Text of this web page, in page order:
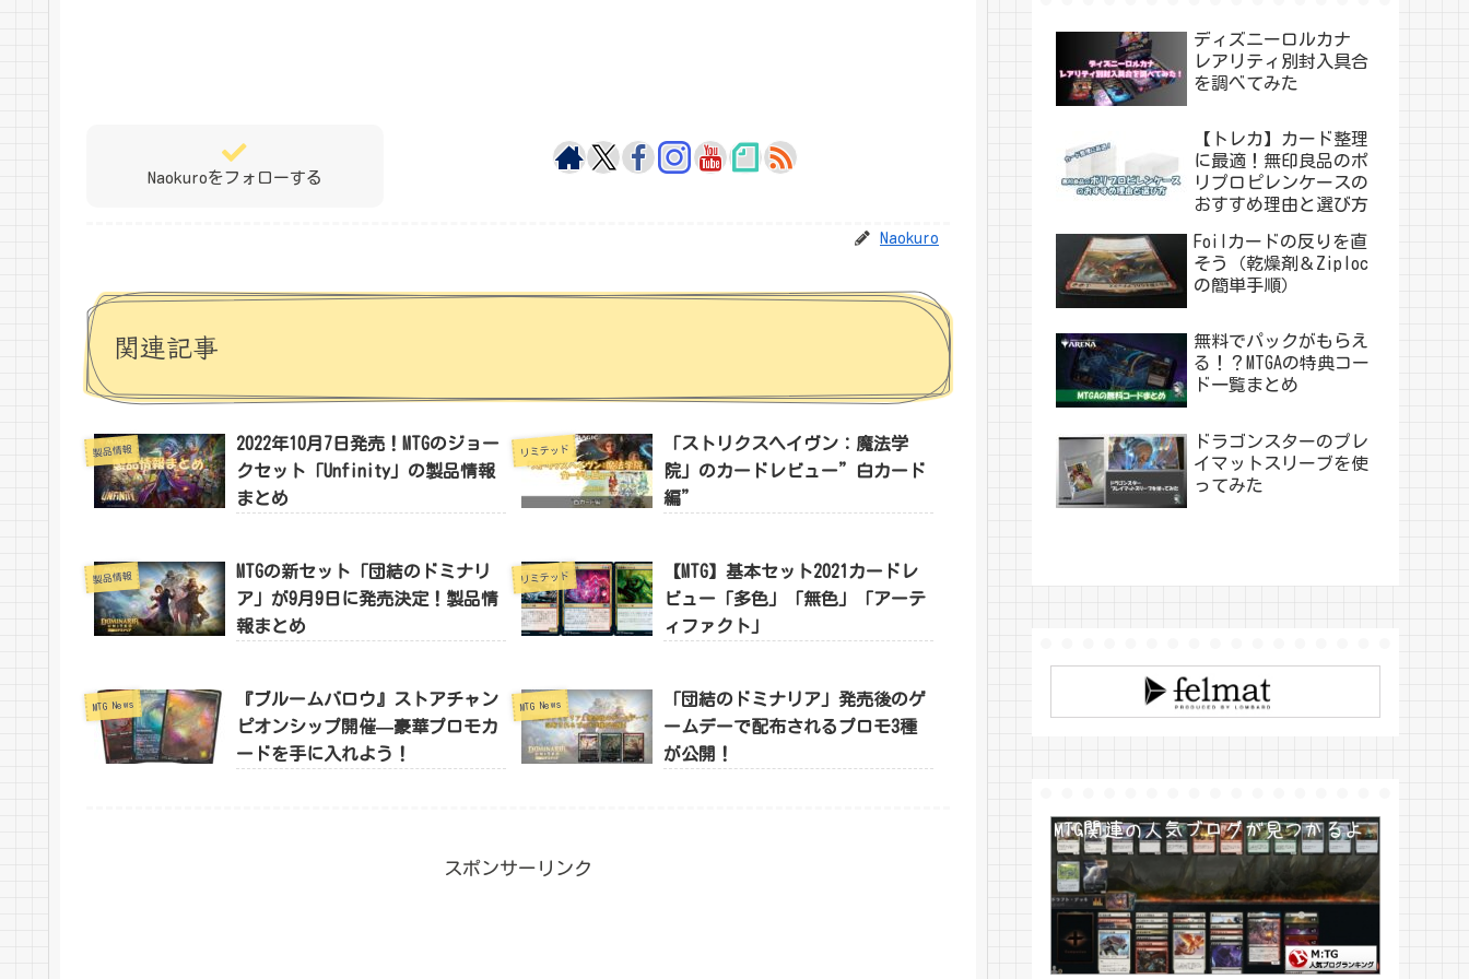
Naokuroをフォローする
Naokuro
関連記事
製品情報
2022年10月7日発売！MTGのジョー
クセット「Unfinity」の製品情報
まとめ
リミテッド
「ストリクスヘイヴン：魔法学
院」のカードレビュー”白カード
編”
製品情報
MTGの新セット「団結のドミナリ
ア」が9月9日に発売決定！製品情
報まとめ
リミテッド
【MTG】基本セット2021カードレ
ビュー「多色」「無色」「アーテ
ィファクト」
MTG News
『ブルームバロウ』ストアチャン
ピオンシップ開催—豪華プロモカ
ードを手に入れよう！
MTG News
「団結のドミナリア」発売後のゲ
ームデーで配布されるプロモ3種
が公開！
スポンサーリンク
ディズニーロルカナ
レアリティ別封入具合
を調べてみた
【トレカ】カード整理
に最適！無印良品のポ
リプロピレンケースの
おすすめ理由と選び方
Foilカードの反りを直
そう（乾燥剤＆Ziploc
の簡単手順）
無料でパックがもらえ
る！？MTGAの特典コー
ド一覧まとめ
ドラゴンスターのプレ
イマットスリーブを使
ってみた